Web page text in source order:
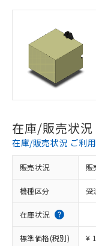
在庫/販売状況
在庫/販売状況 ご利
販売状況 販
機種区分 受
在庫状況
標準価格(税別) ¥